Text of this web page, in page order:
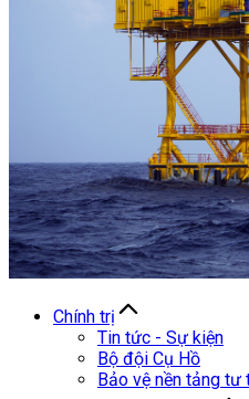
Chính trị
Tin tức - Sự kiện
Bộ đội Cụ Hồ
Bảo vệ nền tảng